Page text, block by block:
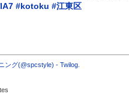
#kotoku #江東区
ング(@spcstyle) - Twilog